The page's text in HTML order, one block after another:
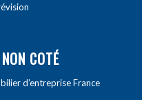
COTÉ
d’entreprise France